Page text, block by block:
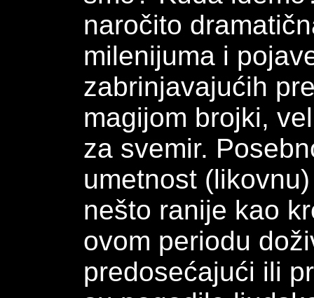
naročito
milenijuma i
zabrinjavajućih
magijom brojki,
za svemir.
umetnost
nešto ranije kao
ovom periodu
predosećajući ili